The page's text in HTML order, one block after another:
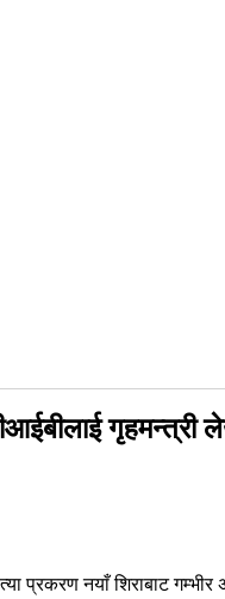
गृहमन्त्री
प्रकरण नयाँ शिराबाट